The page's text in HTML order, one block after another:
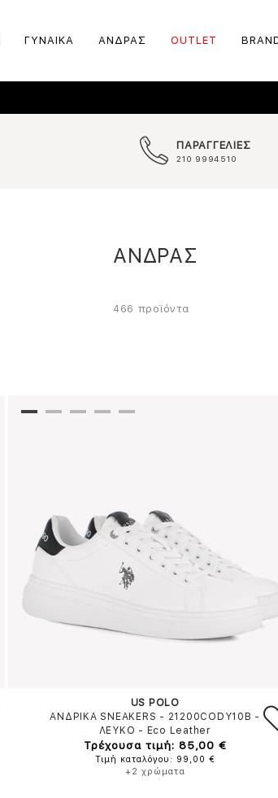
ΓΥΝΑΙΚΑ ΑΝΔΡΑΣ OUTLET
ΠΑΡΑΓΓΕΛΙΕΣ
210 9994510
ΑΝΔΡΑΣ
466 προϊόντα
US POLO
ΑΝΔΡΙΚΑ SNEAKERS - 21200CODY10B -
ΛΕΥΚΟ - Eco Leather
Τρέχουσα τιμή: 85,00 €
Τιμή καταλόγου: 99,00 €
+2 χρώματα